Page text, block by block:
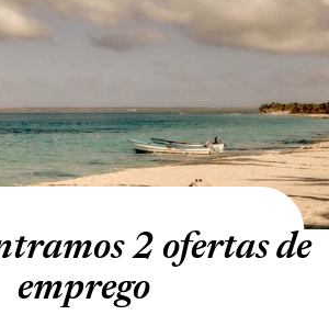
2 ofertas de
emprego